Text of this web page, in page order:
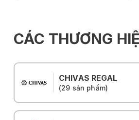
CÁC THƯƠNG
CHIVAS REGAL
(29 sản phẩm)